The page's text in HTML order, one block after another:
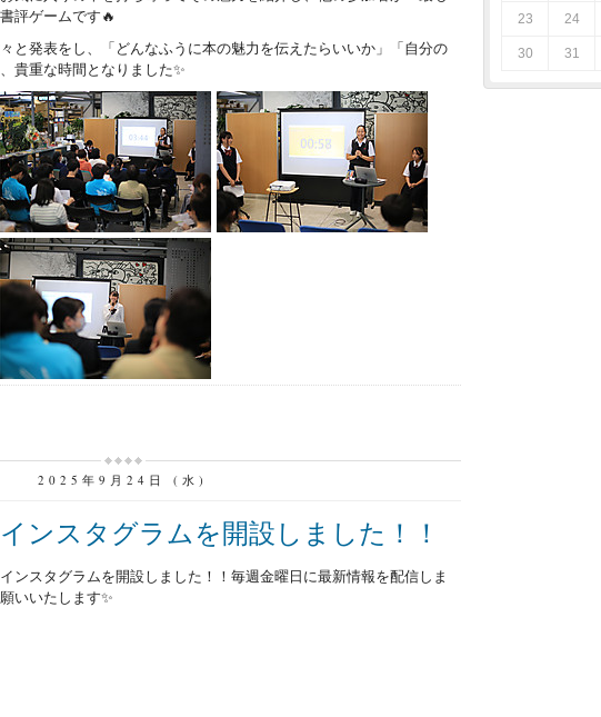
評ゲームです🔥
と発表をし、「どんなふうに本の魅力を伝えたらいいか」「自分の
貴重な時間となりました✨
2025年9月24日 (水)
ンスタグラムを開設しました！！
ンスタグラムを開設しました！！毎週金曜日に最新情報を配信しま
いいたします✨
23 24
30 31